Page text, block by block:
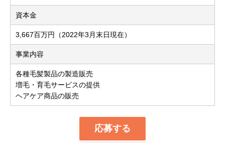
資本金
3,667百万円（2022年3月末日現在）
事業内容
各種毛髪製品の製造販売
増毛・育毛サービスの提供
ヘアケア商品の販売
応募する